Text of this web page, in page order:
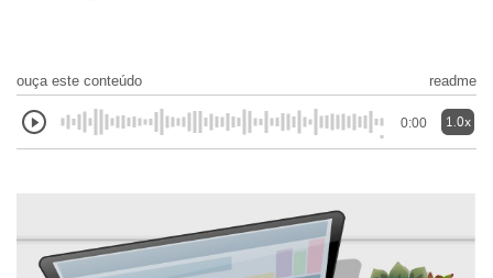
ouça este conteúdo readme
0:00 1.0x